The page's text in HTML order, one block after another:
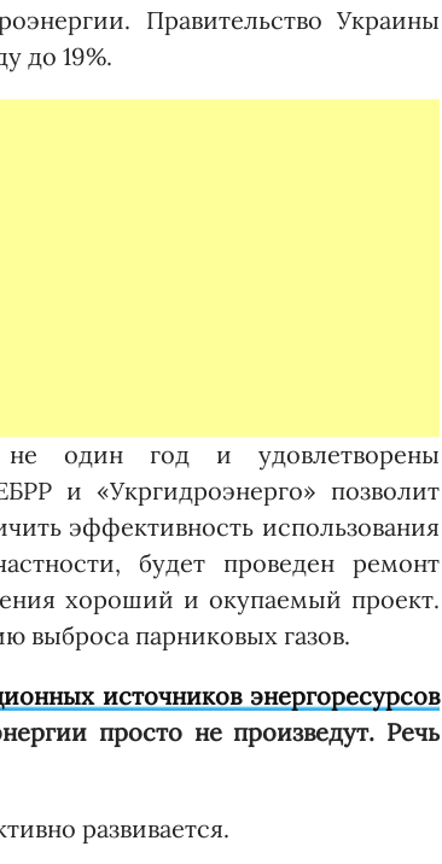
Правительство Украины
до 19%.
не один год и удовлетворены
и «Укр­гид­ро­энерго» позволит
эффективность использования
будет проведен ремонт
хороший и окупаемый проект.
выброса парниковых газов.
источников энергоресурсов
просто не произведут. Речь
развивается.